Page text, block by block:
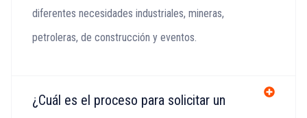
diferentes necesidades industriales, mineras,
petroleras, de construcción y eventos.
¿Cuál es el proceso para solicitar un